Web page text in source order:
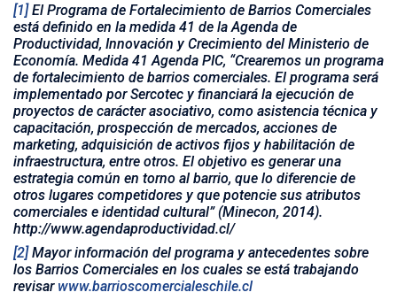
[1]El Programa de Fortalecimiento de Barrios Comerciales
está definido en la medida 41 de la Agenda de
Productividad, Innovación y Crecimiento del Ministerio de
Economía. Medida 41 Agenda PIC, “Crearemos un programa
de fortalecimiento de barrios comerciales. El programa será
implementado por Sercotec y financiará la ejecución de
proyectos de carácter asociativo, como asistencia técnica y
capacitación, prospección de mercados, acciones de
marketing, adquisición de activos fijos y habilitación de
infraestructura, entre otros. El objetivo es generar una
estrategia común en torno al barrio, que lo diferencie de
otros lugares competidores y que potencie sus atributos
comerciales e identidad cultural” (Minecon, 2014).
http://www.agendaproductividad.cl/
[2]Mayor información del programa y antecedentes sobre
los Barrios Comerciales en los cuales se está trabajando
revisar www.barrioscomercialeschile.cl